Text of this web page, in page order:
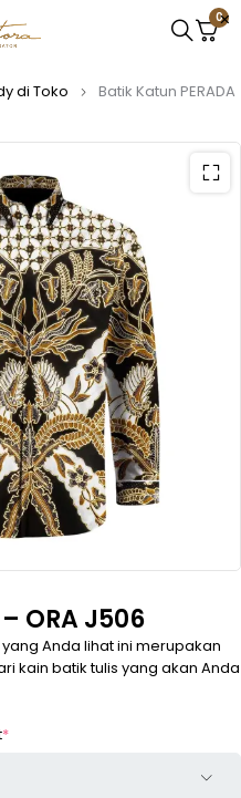
0
di Toko
Batik Katun PERADA
ORA J506
Anda lihat ini merupakan
kain batik tulis yang akan Anda
*